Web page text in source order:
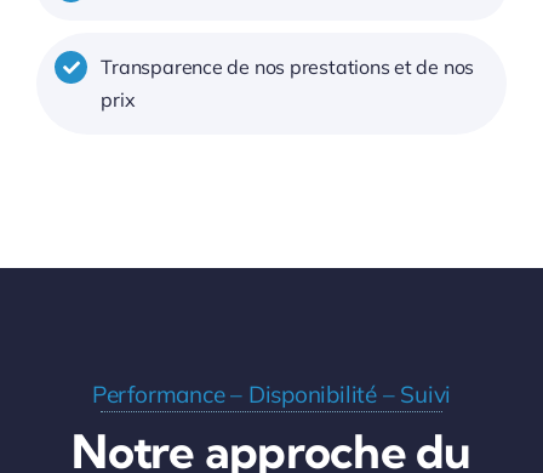
Transparence de nos prestations et de nos
prix
Performance – Disponibilité – Suivi
Notre approche du